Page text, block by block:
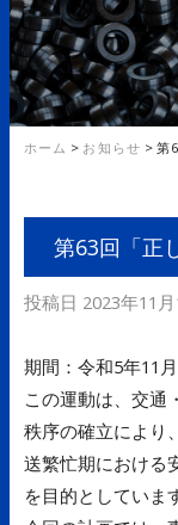
ホーム > お知らせ > 第
第63回「正
投稿日 2023年11
期間：令和5年11
この運動は、交通
秩序の確立により
送繁忙期における
を目的としていま